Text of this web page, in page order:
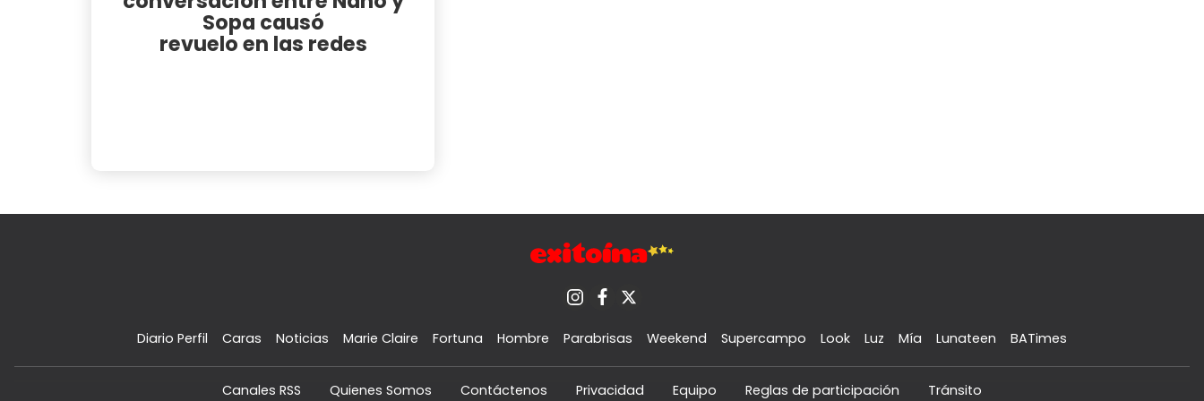
Sopa causó
revuelo en las redes
Diario Perfil Caras Noticias Marie Claire Fortuna Hombre Parabrisas Weekend Supercampo Look Luz Mía Lunateen BATimes
Canales RSS Quienes Somos Contáctenos Privacidad Equipo Reglas de participación Tránsito